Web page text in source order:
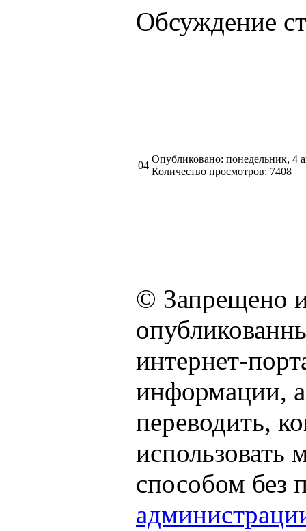
Обсуждение
04
Опубликовано: понедельник, 4
Количество просмотров: 7408
© Запрещено
интернет-
информации, а
переводить,
способом без